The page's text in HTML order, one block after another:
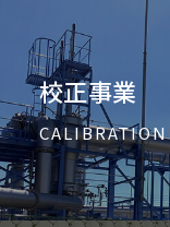
校正事業
CALIBRATION